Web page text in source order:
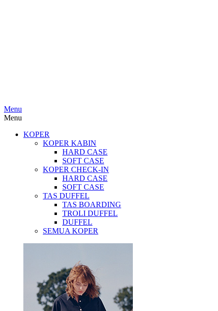
Menu
Menu
KOPER
KOPER KABIN
HARD CASE
SOFT CASE
KOPER CHECK-IN
HARD CASE
SOFT CASE
TAS DUFFEL
TAS BOARDING
TROLI DUFFEL
DUFFEL
SEMUA KOPER